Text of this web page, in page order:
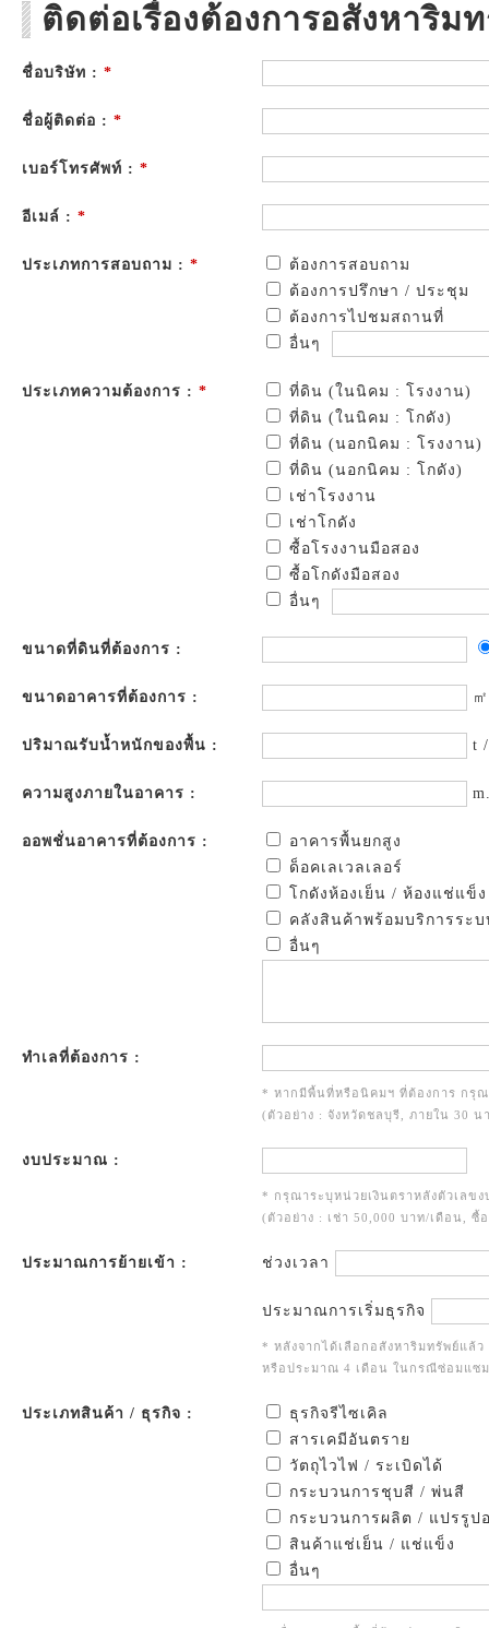
ติดต่อเรื่องต้องการอสังหาริม
ชื่อบริษัท : *
ชื่อผู้ติดต่อ : *
เบอร์โทรศัพท์ : *
อีเมล์ : *
ประเภทการสอบถาม : *
ต้องการสอบถาม
ต้องการปรึกษา / ประชุม
ต้องการไปชมสถานที่
อื่นๆ
ประเภทความต้องการ : *
ที่ดิน (ในนิคม : โรงงาน)
ที่ดิน (ในนิคม : โกดัง)
ที่ดิน (นอกนิคม : โรงงาน)
ที่ดิน (นอกนิคม : โกดัง)
เช่าโรงงาน
เช่าโกดัง
ซื้อโรงงานมือสอง
ซื้อโกดังมือสอง
อื่นๆ
ขนาดที่ดินที่ต้องการ :
ขนาดอาคารที่ต้องการ : ㎡
ปริมาณรับน้ำหนักของพื้น : t
ความสูงภายในอาคาร :
ออพชั่นอาคารที่ต้องการ :
อาคารพื้นยกสูง
ด็อคเลเวลเลอร์
โกดังห้องเย็น / ห้องแช่แข็
คลังสินค้าพร้อมบริการระ
อื่นๆ
ทำเลที่ต้องการ :
* หากมีพื้นที่หรือนิคมฯ ที่ต้องการ กรุณ
(ตัวอย่าง : จังหวัดชลบุรี, ภายใน 30
งบประมาณ :
* กรุณาระบุหน่วยเงินตราหลังตัวเลข
(ตัวอย่าง : เช่า 50,000 บาท/เดือน, ซื้
ประมาณการย้ายเข้า : ช่วงเวลา
ประมาณการเริ่มธุรกิจ
* หลังจากได้เลือกอสังหาริมทรัพย์แล้ว
หรือประมาณ 4 เดือน ในกรณีซ่อมแซ
ประเภทสินค้า / ธุรกิจ :
ธุรกิจรีไซเคิล
สารเคมีอันตราย
วัตถุไวไฟ / ระเบิดได้
กระบวนการชุบสี / พ่นสี
กระบวนการผลิต / แปรรูป
สินค้าแช่เย็น / แช่แข็ง
อื่นๆ